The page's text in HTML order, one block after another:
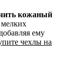
кожаный
ему
чехлы на